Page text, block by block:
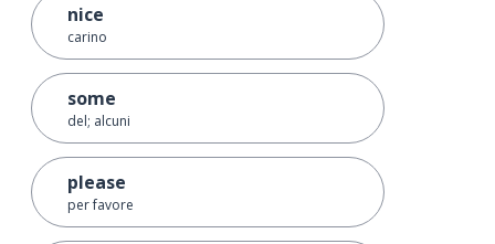
nice
carino
some
del; alcuni
please
per favore